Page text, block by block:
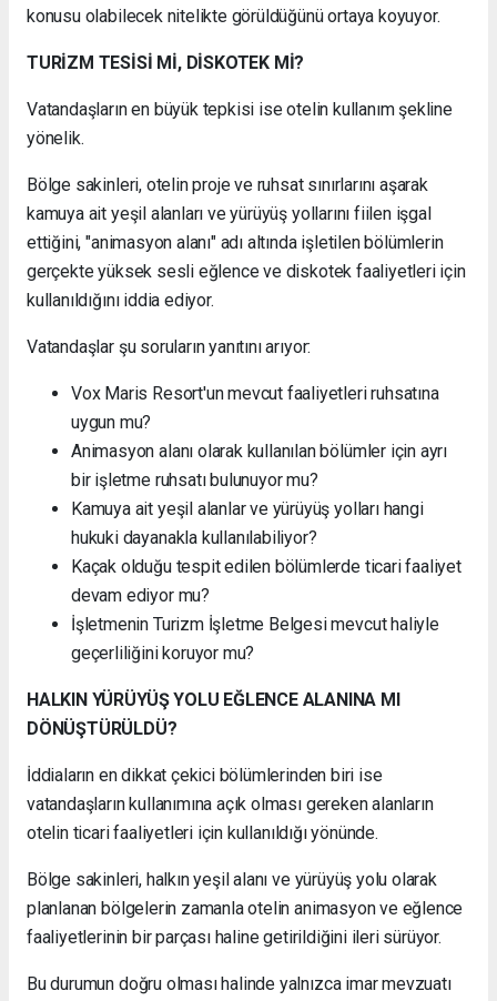
konusu olabilecek nitelikte görüldüğünü ortaya koyuyor.
TURİZM TESİSİ Mİ, DİSKOTEK Mİ?
Vatandaşların en büyük tepkisi ise otelin kullanım şekline
yönelik.
Bölge sakinleri, otelin proje ve ruhsat sınırlarını aşarak
kamuya ait yeşil alanları ve yürüyüş yollarını fiilen işgal
ettiğini, "animasyon alanı" adı altında işletilen bölümlerin
gerçekte yüksek sesli eğlence ve diskotek faaliyetleri için
kullanıldığını iddia ediyor.
Vatandaşlar şu soruların yanıtını arıyor:
Vox Maris Resort'un mevcut faaliyetleri ruhsatına
uygun mu?
Animasyon alanı olarak kullanılan bölümler için ayrı
bir işletme ruhsatı bulunuyor mu?
Kamuya ait yeşil alanlar ve yürüyüş yolları hangi
hukuki dayanakla kullanılabiliyor?
Kaçak olduğu tespit edilen bölümlerde ticari faaliyet
devam ediyor mu?
İşletmenin Turizm İşletme Belgesi mevcut haliyle
geçerliliğini koruyor mu?
HALKIN YÜRÜYÜŞ YOLU EĞLENCE ALANINA MI
DÖNÜŞTÜRÜLDÜ?
İddiaların en dikkat çekici bölümlerinden biri ise
vatandaşların kullanımına açık olması gereken alanların
otelin ticari faaliyetleri için kullanıldığı yönünde.
Bölge sakinleri, halkın yeşil alanı ve yürüyüş yolu olarak
planlanan bölgelerin zamanla otelin animasyon ve eğlence
faaliyetlerinin bir parçası haline getirildiğini ileri sürüyor.
Bu durumun doğru olması halinde yalnızca imar mevzuatı